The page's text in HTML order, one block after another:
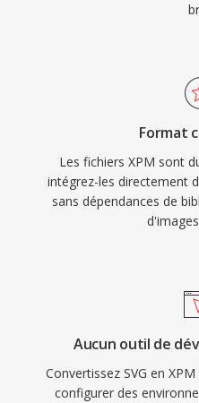
Format
Les fichiers XPM sont
intégrez-les directement
sans dépendances de
Aucun outil de
Convertissez SVG en
configurer des